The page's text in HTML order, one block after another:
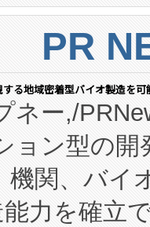
PR
る地域密着型バイオ製造を
ネー,/
ョン型の
機関、バイ
力を確立